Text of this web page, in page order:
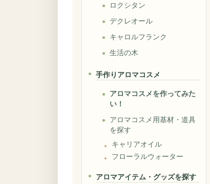
ロクシタン
デクレオール
キャロルフランク
生活の木
手作りアロマコスメ
アロマコスメを作ってみた
い！
アロマコスメ用基材・道具
を探す
キャリアオイル
フローラルウォーター
アロマアイテム・グッズを探す